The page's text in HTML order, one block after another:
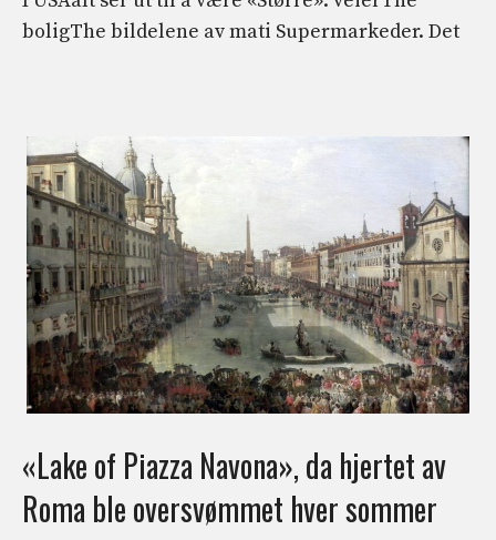
boligThe bildelene av mati Supermarkeder. Det
«Lake of Piazza Navona», da hjertet av
Roma ble oversvømmet hver sommer